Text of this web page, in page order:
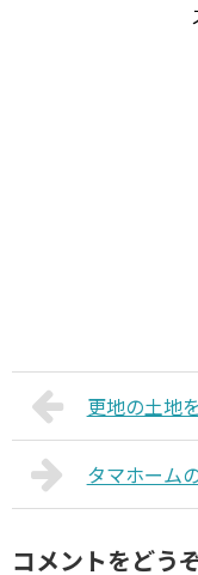
更地の土地
タマホーム
コメントをどう